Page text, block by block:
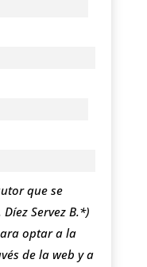
que se
Servez B.*)
optar a la
de la web y a